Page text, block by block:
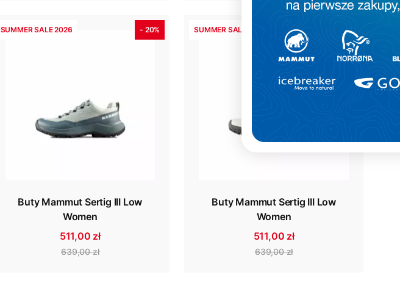
SUMMER SALE 2026 - 20%
Buty Mammut Sertig III Low
Women
511,00 zł
639,00 zł
SUMMER SALE 2026 - 20%
Buty Mammut Sertig III Low
Women
511,00 zł
639,00 zł
zgodnie z naszą Polityką prywatności.